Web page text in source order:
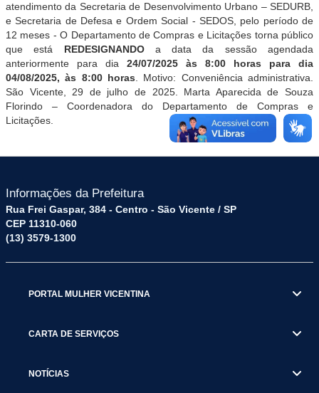
atendimento da Secretaria de Desenvolvimento Urbano – SEDURB,
e Secretaria de Defesa e Ordem Social - SEDOS,
pelo período de
12 meses -O Departamento de Compras e Licitações torna público
que está REDESIGNANDOa data da sessão agendada
anteriormente para dia 24/07/2025 às 8:00 horas para dia
04/08/2025, às 8:00 horas . Motivo: Conveniência administrativa.
São Vicente, 29 de julho de 2025. Marta Aparecida de Souza
Florindo – Coordenadora do Departamento de Compras e
Licitações.
Informações da Prefeitura
Rua Frei Gaspar, 384 - Centro - São Vicente / SP
CEP 11310-060
(13) 3579-1300
PORTAL MULHER VICENTINA
CARTA DE SERVIÇOS
NOTÍCIAS